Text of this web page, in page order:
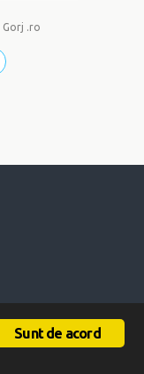
.ro
Sunt de acord